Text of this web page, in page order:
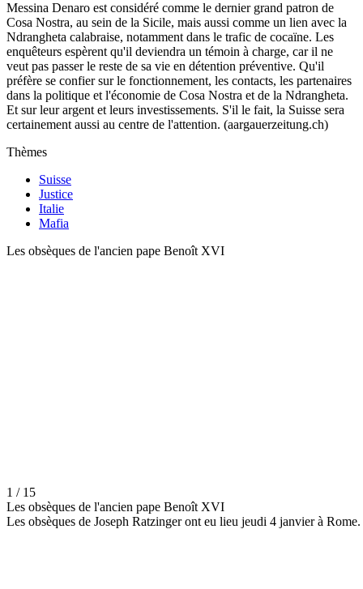
Messina Denaro est considéré comme le dernier grand patron de
Cosa Nostra, au sein de la Sicile, mais aussi comme un lien avec la
Ndrangheta calabraise, notamment dans le trafic de cocaïne. Les
enquêteurs espèrent qu'il deviendra un témoin à charge, car il ne
veut pas passer le reste de sa vie en détention préventive. Qu'il
préfère se confier sur le fonctionnement, les contacts, les partenaires
dans la politique et l'économie de Cosa Nostra et de la Ndrangheta.
Et sur leur argent et leurs investissements. S'il le fait, la Suisse sera
certainement aussi au centre de l'attention. (aargauerzeitung.ch)
Thèmes
Suisse
Justice
Italie
Mafia
Les obsèques de l'ancien pape Benoît XVI
1 / 15
Les obsèques de l'ancien pape Benoît XVI
Les obsèques de Joseph Ratzinger ont eu lieu jeudi 4 janvier à Rome.